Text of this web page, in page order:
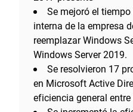
Se mejoró el
interna de la empresa
reemplazar Windows
Windows Server 2019.
Se resolvieron 17
en Microsoft Active
eficiencia general entre